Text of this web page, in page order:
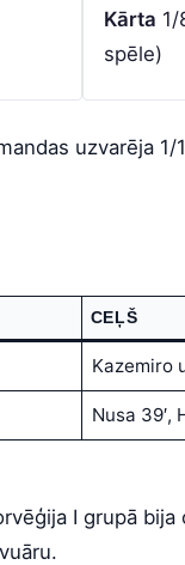
Kārta
spēle)
uzvarēja 1/
CEĻŠ
Kazemiro
Nusa 39′,
I grupā bija